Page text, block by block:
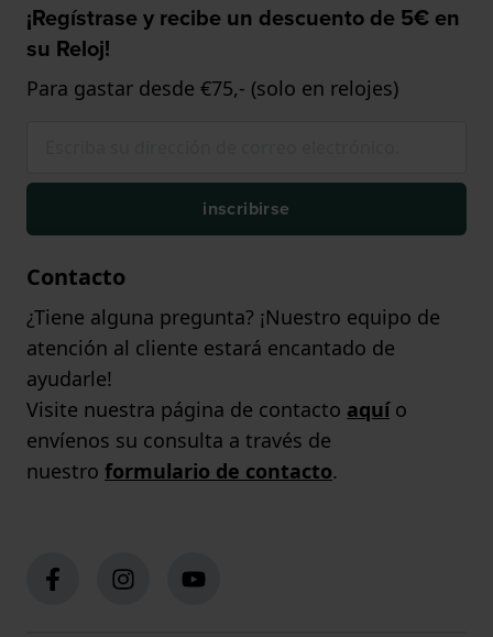
¡Regístrase y recibe un descuento de 5€ en
su Reloj!
Para gastar desde €75,- (solo en relojes)
inscribirse
Contacto
¿Tiene alguna pregunta? ¡Nuestro equipo de
atención al cliente estará encantado de
ayudarle!
Visite nuestra página de contacto aquío
envíenos su consulta a través de
nuestro formulario de contacto.